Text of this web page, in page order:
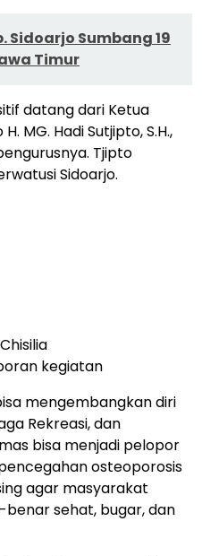
Sidoarjo Sumbang 19
Timur
datang dari Ketua
MG. Hadi Sutjipto, S.H.,
Tjipto
Sidoarjo.
kegiatan
mengembangkan diri
Rekreasi, dan
bisa menjadi pelopor
osteoporosis
agar masyarakat
sehat, bugar, dan